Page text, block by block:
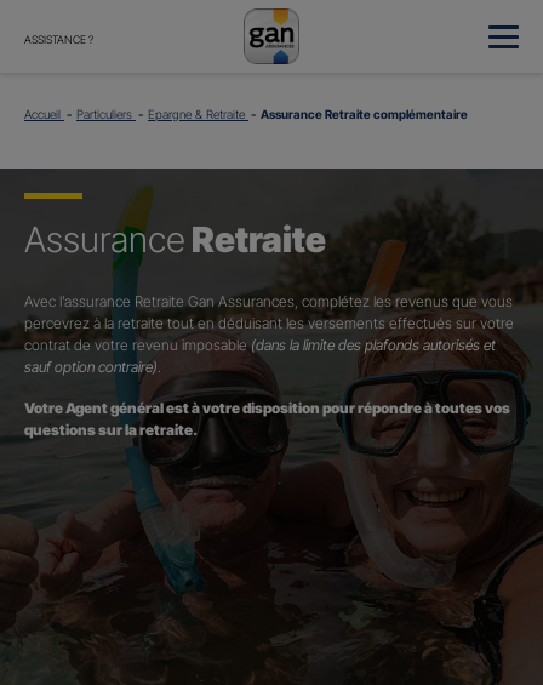
ASSISTANCE ?
Accueil Particuliers Epargne & Retraite Assurance Retraite complémentaire
Assurance Retraite
Avec l’assurance Retraite Gan Assurances, complétez les revenus que vous
percevrez à la retraite tout en déduisant les versements effectués sur votre
contrat de votre revenu imposable (dans la limite des plafonds autorisés et
sauf option contraire).
Votre Agent général est à votre disposition pour répondre à toutes vos
questions sur la retraite.